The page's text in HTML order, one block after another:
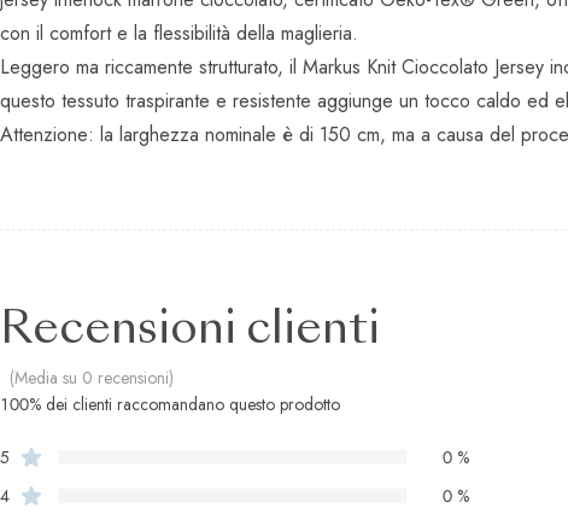
con il comfort e la flessibilità della maglieria.
Leggero ma riccamente strutturato, il Markus Knit Cioccolato
questo tessuto traspirante e resistente aggiunge un tocco caldo ed
Attenzione: la larghezza nominale è di 150 cm, ma a causa del
Recensioni clienti
(Media su 0 recensioni)
100% dei clienti raccomandano questo prodotto
5
0 %
4
0 %